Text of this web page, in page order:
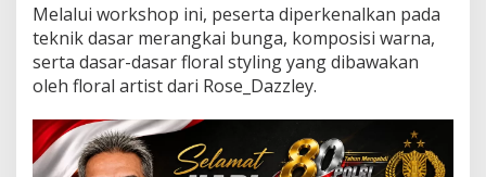
s
h
o
p
B
e
s
Melalui workshop ini, peserta diperkenalkan pada
teknik dasar merangkai bunga, komposisi warna,
serta dasar-dasar floral styling yang dibawakan
oleh floral artist dari Rose_Dazzley.